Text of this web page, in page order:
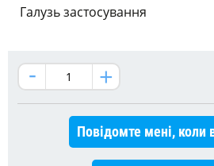
Галузь застосування
Повідомте мені, коли